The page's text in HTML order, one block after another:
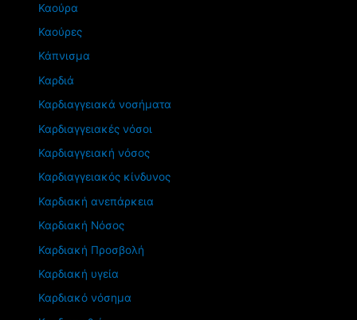
Καούρα
Καούρες
Κάπνισμα
Καρδιά
Καρδιαγγειακά νοσήματα
Καρδιαγγειακές νόσοι
Καρδιαγγειακή νόσος
Καρδιαγγειακός κίνδυνος
Καρδιακή ανεπάρκεια
Καρδιακή Νόσος
Καρδιακή Προσβολή
Καρδιακή υγεία
Καρδιακό νόσημα